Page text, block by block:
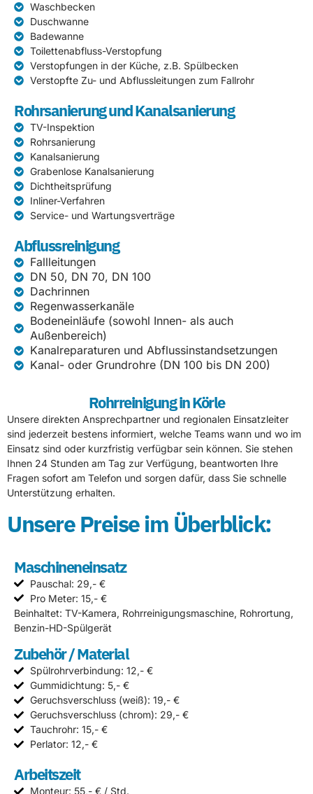
Waschbecken
Duschwanne
Badewanne
Toilettenabfluss-Verstopfung
Verstopfungen in der Küche, z.B. Spülbecken
Verstopfte Zu- und Abflussleitungen zum Fallrohr
Rohrsanierung und Kanalsanierung
TV-Inspektion
Rohrsanierung
Kanalsanierung
Grabenlose Kanalsanierung
Dichtheitsprüfung
Inliner-Verfahren
Service- und Wartungsverträge
Abflussreinigung
Fallleitungen
DN 50, DN 70, DN 100
Dachrinnen
Regenwasserkanäle
Bodeneinläufe (sowohl Innen- als auch
Außenbereich)
Kanalreparaturen und Abflussinstandsetzungen
Kanal- oder Grundrohre (DN 100 bis DN 200)
Rohrreinigung in Körle
Unsere direkten Ansprechpartner und regionalen Einsatzleiter
sind jederzeit bestens informiert, welche Teams wann und wo im
Einsatz sind oder kurzfristig verfügbar sein können. Sie stehen
Ihnen 24 Stunden am Tag zur Verfügung, beantworten Ihre
Fragen sofort am Telefon und sorgen dafür, dass Sie schnelle
Unterstützung erhalten.
Unsere Preise im Überblick:
Maschineneinsatz
Pauschal: 29,- €
Pro Meter: 15,- €
Beinhaltet: TV-Kamera, Rohrreinigungsmaschine, Rohrortung,
Benzin-HD-Spülgerät
Zubehör / Material
Spülrohrverbindung: 12,- €
Gummidichtung: 5,- €
Geruchsverschluss (weiß): 19,- €
Geruchsverschluss (chrom): 29,- €
Tauchrohr: 15,- €
Perlator: 12,- €
Arbeitszeit
Monteur: 55,- € / Std.